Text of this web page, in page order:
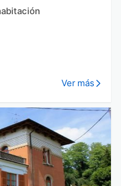
Ver más